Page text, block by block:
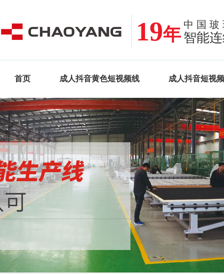
19年 中国
智能
首页 成人抖音黄色短视频线 成人抖音短视频
案例•新闻 关于成人抖音破解版